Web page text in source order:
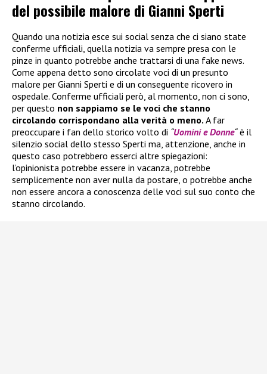
del possibile malore di Gianni Sperti
Quando una notizia esce sui social senza che ci siano state
conferme ufficiali, quella notizia va sempre presa con le
pinze in quanto potrebbe anche trattarsi di una fake news.
Come appena detto sono circolate voci di un presunto
malore per Gianni Sperti e di un conseguente ricovero in
ospedale. Conferme ufficiali però, al momento, non ci sono,
per questo non sappiamo se le voci che stanno
circolando corrispondano alla verità o meno. A far
preoccupare i fan dello storico volto di “Uomini e Donne“è il
silenzio social dello stesso Sperti ma, attenzione, anche in
questo caso potrebbero esserci altre spiegazioni:
l’opinionista potrebbe essere in vacanza, potrebbe
semplicemente non aver nulla da postare, o potrebbe anche
non essere ancora a conoscenza delle voci sul suo conto che
stanno circolando.